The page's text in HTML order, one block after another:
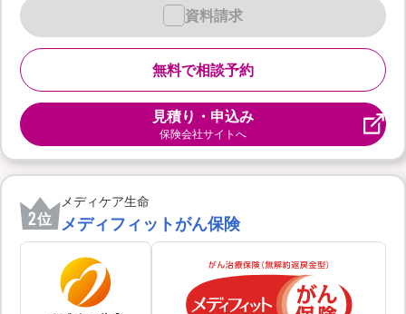
無料で相談予約
資料請求
見積り・申込み
保険会社サイトへ
2位
メディケア生命
メディフィットがん保険